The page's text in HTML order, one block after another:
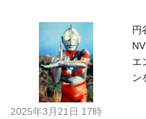
円
エ
ン
2025年3月21日 17時